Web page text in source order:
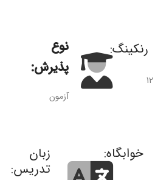
رنکینگ:
12
نوع
پذیرش:
آزمون
خوابگاه:
زبان
تدریس: